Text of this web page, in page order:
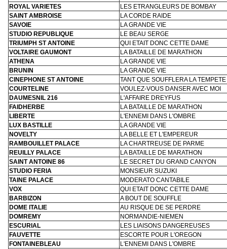
ROYAL VARIETES
LES ETRANGLEURS DE BOMBAY
SAINT AMBROISE
LA CORDE RAIDE
SAVOIE
LA GRANDE VIE
STUDIO REPUBLIQUE
LE BEAU SERGE
TRIUMPH ST ANTOINE
QUI ETAIT DONC CETTE DAME
VOLTAIRE GAUMONT
LA BATAILLE DE MARATHON
ATHENA
LA GRANDE VIE
BRUNIN
LA GRANDE VIE
CINEPHONE ST ANTOINE
TANT QUE SOUFFLERA LA TEMPETE
COURTELINE
VOULEZ-VOUS DANSER AVEC MOI
DAUMESNIL 216
L'AFFAIRE DREYFUS
FAIDHERBE
LA BATAILLE DE MARATHON
LIBERTE
L'ENNEMI DANS L'OMBRE
LUX BASTILLE
LA GRANDE VIE
NOVELTY
LA BELLE ET L'EMPEREUR
RAMBOUILLET PALACE
LA CHARTREUSE DE PARME
REUILLY PALACE
LA BATAILLE DE MARATHON
SAINT ANTOINE 86
LE SECRET DU GRAND CANYON
STUDIO FERIA
MONSIEUR SUZUKI
TAINE PALACE
MODERATO CANTABILE
VOX
QUI ETAIT DONC CETTE DAME
BARBIZON
A BOUT DE SOUFFLE
DOME ITALIE
AU RISQUE DE SE PERDRE
DOMREMY
NORMANDIE-NIEMEN
ESCURIAL
LES LIAISONS DANGEREUSES
FAUVETTE
ESCORTE POUR L'OREGON
FONTAINEBLEAU
L'ENNEMI DANS L'OMBRE